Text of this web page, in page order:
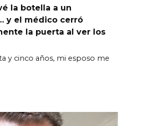
la botella a un
y el médico cerró
la puerta al ver los
y cinco años, mi esposo me